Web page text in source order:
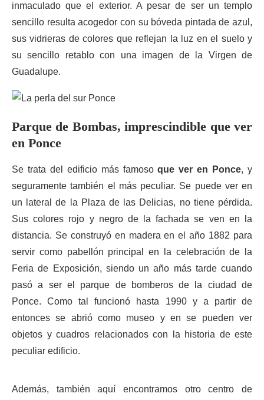
inmaculado que el exterior. A pesar de ser un templo
sencillo resulta acogedor con su bóveda pintada de azul,
sus vidrieras de colores que reflejan la luz en el suelo y
su sencillo retablo con una imagen de la Virgen de
Guadalupe.
Parque de Bombas, imprescindible que ver
en Ponce
Se trata del edificio más famosoque ver en Ponce, y
seguramente también el más peculiar. Se puede ver en
un lateral de la Plaza de las Delicias, no tiene pérdida.
Sus colores rojo y negro de la fachada se ven en la
distancia. Se construyó en madera en el año 1882 para
servir como pabellón principal en la celebración de la
Feria de Exposición, siendo un año más tarde cuando
pasó a ser el parque de bomberos de la ciudad de
Ponce. Como tal funcionó hasta 1990 y a partir de
entonces se abrió como museo y en se pueden ver
objetos y cuadros relacionados con la historia de este
peculiar edificio.
Además, también aquí encontramos otro centro de